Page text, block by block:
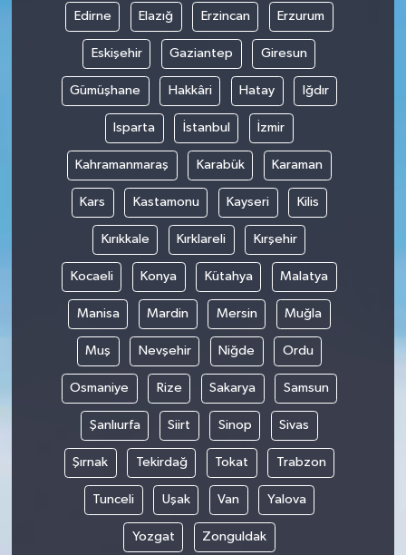
Edirne Elazığ Erzincan Erzurum
Eskişehir Gaziantep Giresun
Gümüşhane Hakkâri Hatay Iğdır
Isparta İstanbul İzmir
Kahramanmaraş Karabük Karaman
Kars Kastamonu Kayseri Kilis
Kırıkkale Kırklareli Kırşehir
Kocaeli Konya Kütahya Malatya
Manisa Mardin Mersin Muğla
Muş Nevşehir Niğde Ordu
Osmaniye Rize Sakarya Samsun
Şanlıurfa Siirt Sinop Sivas
Şırnak Tekirdağ Tokat Trabzon
Tunceli Uşak Van Yalova
Yozgat Zonguldak